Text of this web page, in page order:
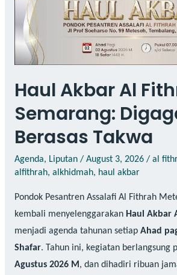
Haul Akbar Al
Semarang:
Berasas Takwa
Agenda, Liputan/ August 3, 2026/ al
alfithrah, alkhidmah, haul akbar
Pondok Pesantren Assalafi Al Fithrah
kembali menyelenggarakan Haul Akbar
menjadi agenda tahunan setiap Ahad
Shafar. Tahun ini, kegiatan berlangsung
Agustus 2026 M , dan dihadiri ribuan